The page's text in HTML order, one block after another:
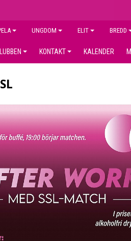
UNGDOM ELIT BREDD
KONTAKT KALENDER